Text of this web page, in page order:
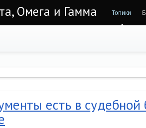
Омега и Гамма Топики
есть в судебной